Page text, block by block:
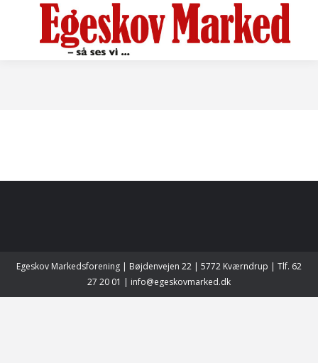
Egeskov Markedsforening | Bøjdenvejen 22 | 5772 Kværndrup | Tlf. 62
27 20 01 | info@egeskovmarked.dk